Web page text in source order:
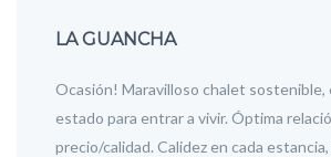
LA GUANCHA
Ocasión! Maravilloso chalet
estado para entrar a vivir. Óptima
precio/calidad. Calidez en cada